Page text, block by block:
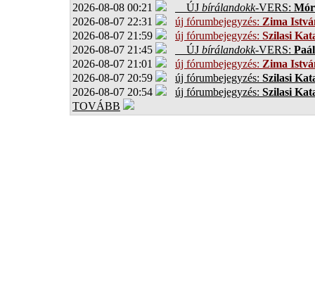
2026-08-08 00:21
ÚJ bírálandokk-VERS:
2026-08-07 22:31
új fórumbejegyzés: Zima
2026-08-07 21:59
új fórumbejegyzés: Szilasi
2026-08-07 21:45
ÚJ bírálandokk-VERS:
2026-08-07 21:01
új fórumbejegyzés: Zima
2026-08-07 20:59
új fórumbejegyzés: Szilasi
2026-08-07 20:54
új fórumbejegyzés: Szilasi
TOVÁBB